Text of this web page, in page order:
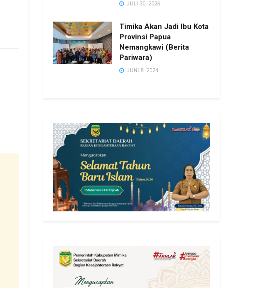
JULI 30, 2026
Timika Akan Jadi Ibu Kota
Provinsi Papua
Nemangkawi (Berita
Pariwara)
JUNI 8, 2024